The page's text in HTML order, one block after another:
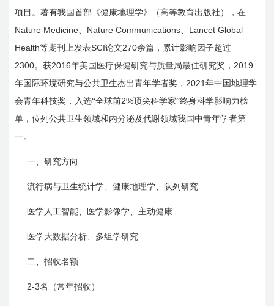
项目。著有我国首部《健康地理学》（高等教育出版社），在
Nature Medicine Nature Communications
Lancet Global
Health等期刊上发表SCI论文270余篇，累计影响因子超过
2300。获2016年美国医疗保健研究与质量局最佳研究奖， 2019
年国际环境研究与公共卫生杰出青年学者奖， 2021年中国地理学
会青年科技奖，入选“全球前2%顶尖科学家”终身科学影响力榜
单，位列公共卫生领域和内分泌及代谢领域我国中青年学者第
一。
一、研究方向
流行病与卫生统计学、健康地理学、队列研究
医学人工智能、医学影像学、主动健康
医学大数据分析、多组学研究
二、招收名额
2-3名（常年招收）